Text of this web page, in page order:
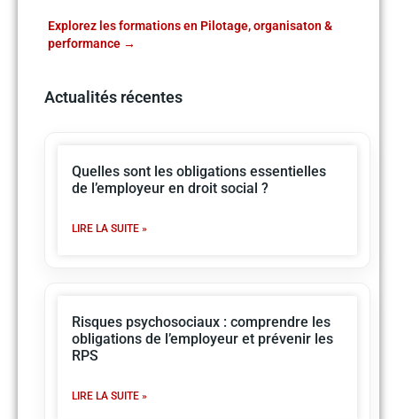
Explorez les formations en Pilotage, organisaton &
performance
Actualités récentes
Quelles sont les obligations essentielles
de l’employeur en droit social ?
LIRE LA SUITE »
Risques psychosociaux : comprendre les
obligations de l’employeur et prévenir les
RPS
LIRE LA SUITE »